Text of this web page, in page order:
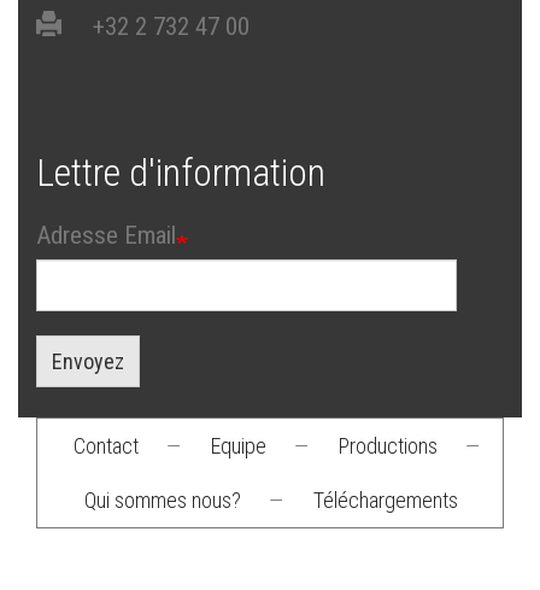
+32 2 732 47 00
Lettre d'information
Adresse Email
Envoyez
Footer
menu
Contact — Equipe — Productions —
Qui sommes nous? — Téléchargements